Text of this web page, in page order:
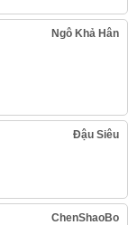
Ngô Khả Hân
Đậu Siêu
ChenShaoBo